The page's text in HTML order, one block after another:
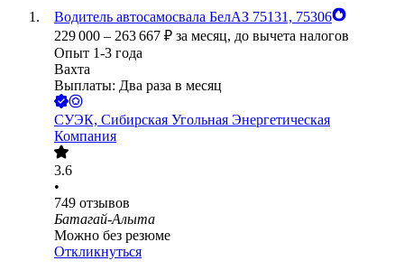
Водитель автосамосвала БелАЗ 75131, 75306
229 000 – 263 667 ₽ за месяц, до вычета налогов
Опыт 1-3 года
Вахта
Выплаты: Два раза в месяц
СУЭК, Сибирская Угольная Энергетическая
Компания
3.6
•
749 отзывов
Батагай-Алыта
Можно без резюме
Откликнуться